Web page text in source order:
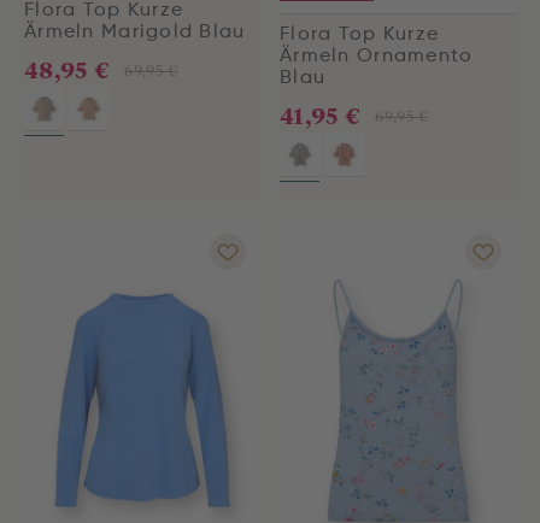
Flora Top Kurze
Ärmeln Marigold Blau
69,95 €
48,95 €
Flora Top Kurze
Ärmeln Ornamento
Blau
69,95 €
41,95 €